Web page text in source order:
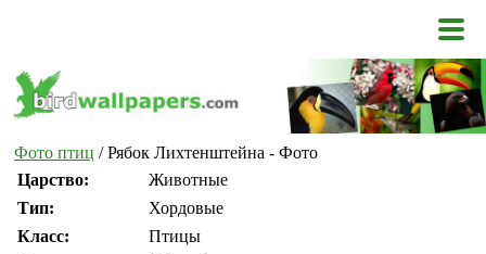
Фото птиц / Рябок Лихтенштейна - Фото
Царство:
Животные
Тип:
Хордовые
Класс:
Птицы